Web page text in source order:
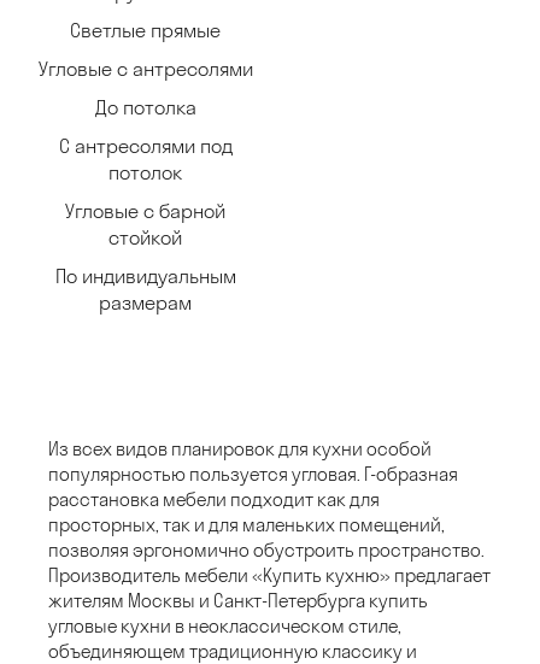
Светлые прямые
Угловые с антресолями
До потолка
С антресолями под
потолок
Угловые с барной
стойкой
По индивидуальным
размерам
Из всех видов планировок для кухни особой
популярностью пользуется угловая. Г-образная
расстановка мебели подходит как для
просторных, так и для маленьких помещений,
позволяя эргономично обустроить пространство.
Производитель мебели «Купить кухню» предлагает
жителям Москвы и Санкт-Петербурга купить
угловые кухни в неоклассическом стиле,
объединяющем традиционную классику и